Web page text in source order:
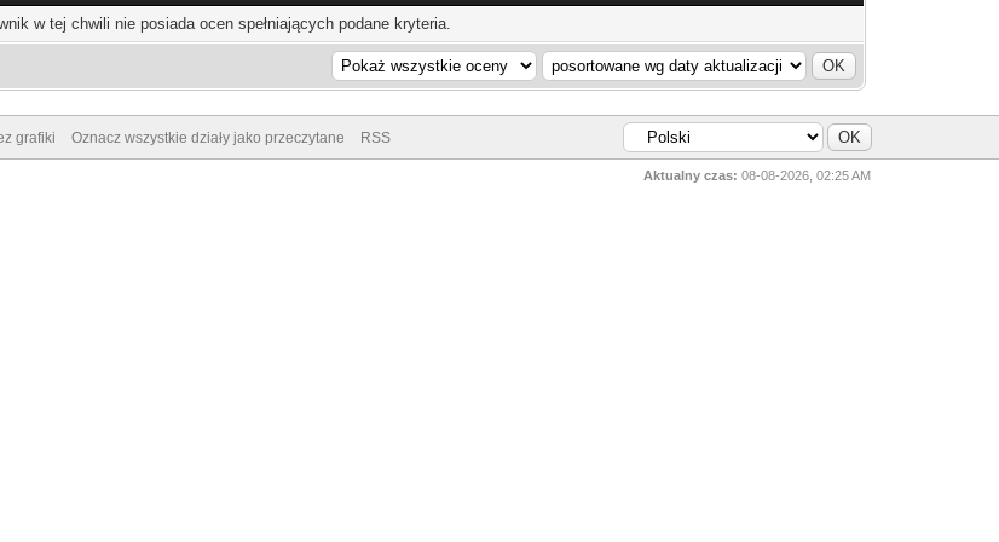
w tej chwili nie posiada ocen spełniających podane kryteria.
grafiki Oznacz wszystkie działy jako przeczytane RSS
Aktualny czas: 08-08-2026, 02:25 AM